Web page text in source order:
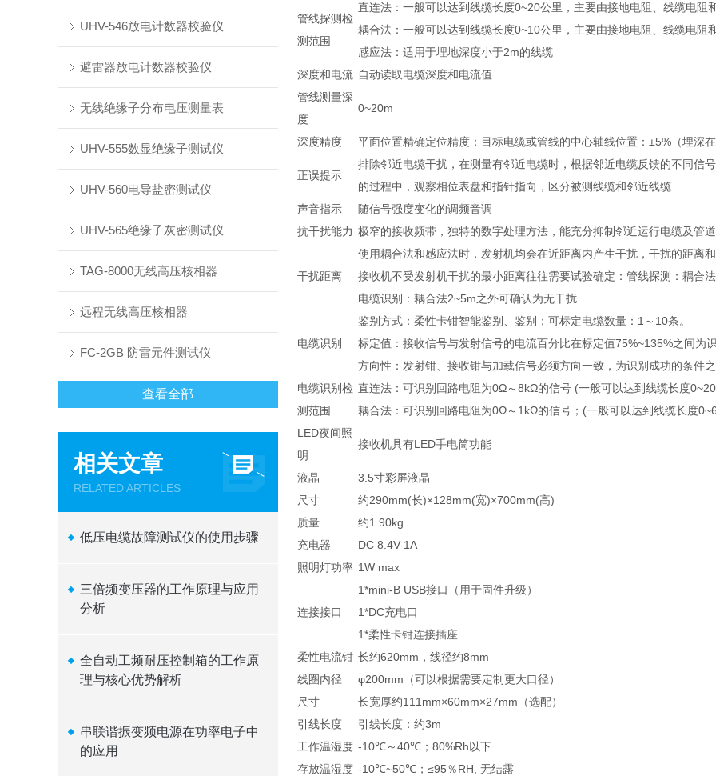
UHV-546放电计数器校验仪
避雷器放电计数器校验仪
无线绝缘子分布电压测量表
UHV-555数显绝缘子测试仪
UHV-560电导盐密测试仪
UHV-565绝缘子灰密测试仪
TAG-8000无线高压核相器
远程无线高压核相器
FC-2GB 防雷元件测试仪
查看全部
相关文章
RELATED ARTICLES
低压电缆故障测试仪的使用步骤
三倍频变压器的工作原理与应用
分析
全自动工频耐压控制箱的工作原
理与核心优势解析
串联谐振变频电源在功率电子中
的应用
管线探测检
测范围
直连法：一般可以达到线缆长度0~20公里，主要由接地电阻、线缆电阻
耦合法：一般可以达到线缆长度0~10公里，主要由接地电阻、线缆电阻
感应法：适用于埋地深度小于2m的线缆
深度和电流 自动读取电缆深度和电流值
管线测量深
度
0~20m
深度精度 平面位置精确定位精度：目标电缆或管线的中心轴线位置：±5%（埋深
正误提示
排除邻近电缆干扰，在测量有邻近电缆时，根据邻近电缆反馈的不同信
的过程中，观察相位表盘和指针指向，区分被测线缆和邻近线缆
声音指示
随信号强度变化的调频音调
抗干扰能力 极窄的接收频带，独特的数字处理方法，能充分抑制邻近运行电缆及管
干扰距离
使用耦合法和感应法时，发射机均会在近距离内产生干扰，干扰的距离
接收机不受发射机干扰的最小距离往往需要试验确定：管线探测：耦合
电缆识别：耦合法2~5m之外可确认为无干扰
电缆识别
鉴别方式：柔性卡钳智能鉴别、鉴别；可标定电缆数量：1～10条。
标定值：接收信号与发射信号的电流百分比在标定值75%~135%之间为
方向性：发射钳、接收钳与加载信号必须方向一致，为识别成功的条件
电缆识别检
测范围
直连法：可识别回路电阻为0Ω～8kΩ的信号 (一般可以达到线缆长度
耦合法：可识别回路电阻为0Ω～1kΩ的信号；(一般可以达到线缆长度
LED夜间照
明
接收机具有LED手电筒功能
液晶
3.5寸彩屏液晶
尺寸
约290mm(长)×128mm(宽)×700mm(高)
质量
约1.90kg
充电器
DC 8.4V 1A
照明灯功率 1W max
连接接口
1*mini-B USB接口（用于固件升级）
1*DC充电口
1*柔性卡钳连接插座
柔性电流钳 长约620mm，线径约8mm
线圈内径
φ200mm（可以根据需要定制更大口径）
尺寸
长宽厚约111mm×60mm×27mm（选配）
引线长度
引线长度：约3m
工作温湿度 -10℃～40℃；80%Rh以下
存放温湿度 -10℃~50℃；≤95％RH, 无结露